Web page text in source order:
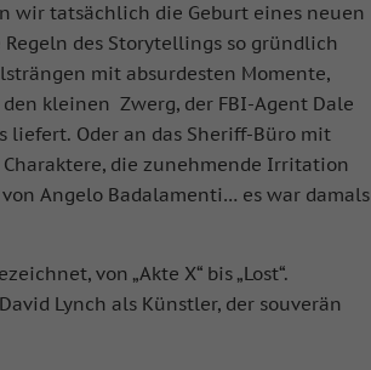
wir tatsächlich die Geburt eines neuen
des Storytellings so gründlich
mit absurdesten Momente,
kleinen Zwerg, der FBI-Agent Dale
liefert. Oder an das Sheriff-Büro mit
die zunehmende Irritation
Angelo Badalamenti… es war damals
von „Akte X“ bis „Lost“.
Lynch als Künstler, der souverän